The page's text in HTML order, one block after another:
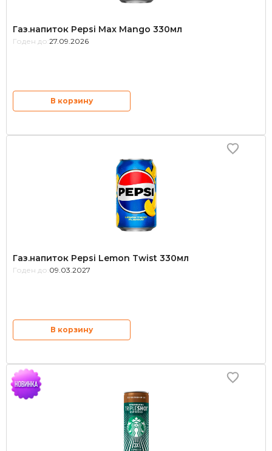
Газ.напиток Pepsi Max Mango 330мл
Годен до: 27.09.2026
В корзину
Газ.напиток Pepsi Lemon Twist 330мл
Годен до: 09.03.2027
В корзину